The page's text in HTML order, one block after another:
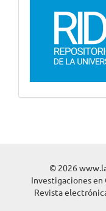
© 2026
Investigaciones en
Revista